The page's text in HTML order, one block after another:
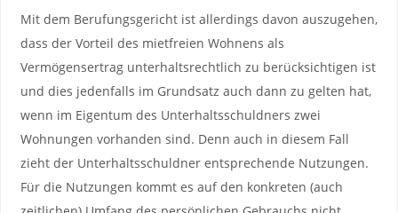
Mit dem Berufungsgericht ist allerdings davon auszugehen,
dass der Vorteil des mietfreien Wohnens als
Vermögensertrag unterhaltsrechtlich zu berücksichtigen ist
und dies jedenfalls im Grundsatz auch dann zu gelten hat,
wenn im Eigentum des Unterhaltsschuldners zwei
Wohnungen vorhanden sind. Denn auch in diesem Fall
zieht der Unterhaltsschuldner entsprechende Nutzungen.
Für die Nutzungen kommt es auf den konkreten (auch